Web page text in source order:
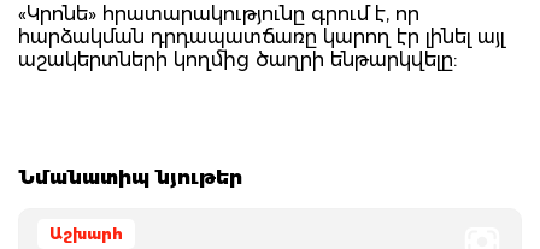
«Կրոնե» հրատարակությունը գրում է, որ
հարձակման դրդապատճառը կարող էր լինել այլ
աշակերտների կողմից ծաղրի ենթարկվելը:
Նմանատիպ նյութեր
Աշխարհ